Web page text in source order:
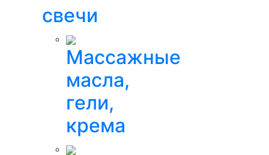
свечи
Массажные
масла,
гели,
крема